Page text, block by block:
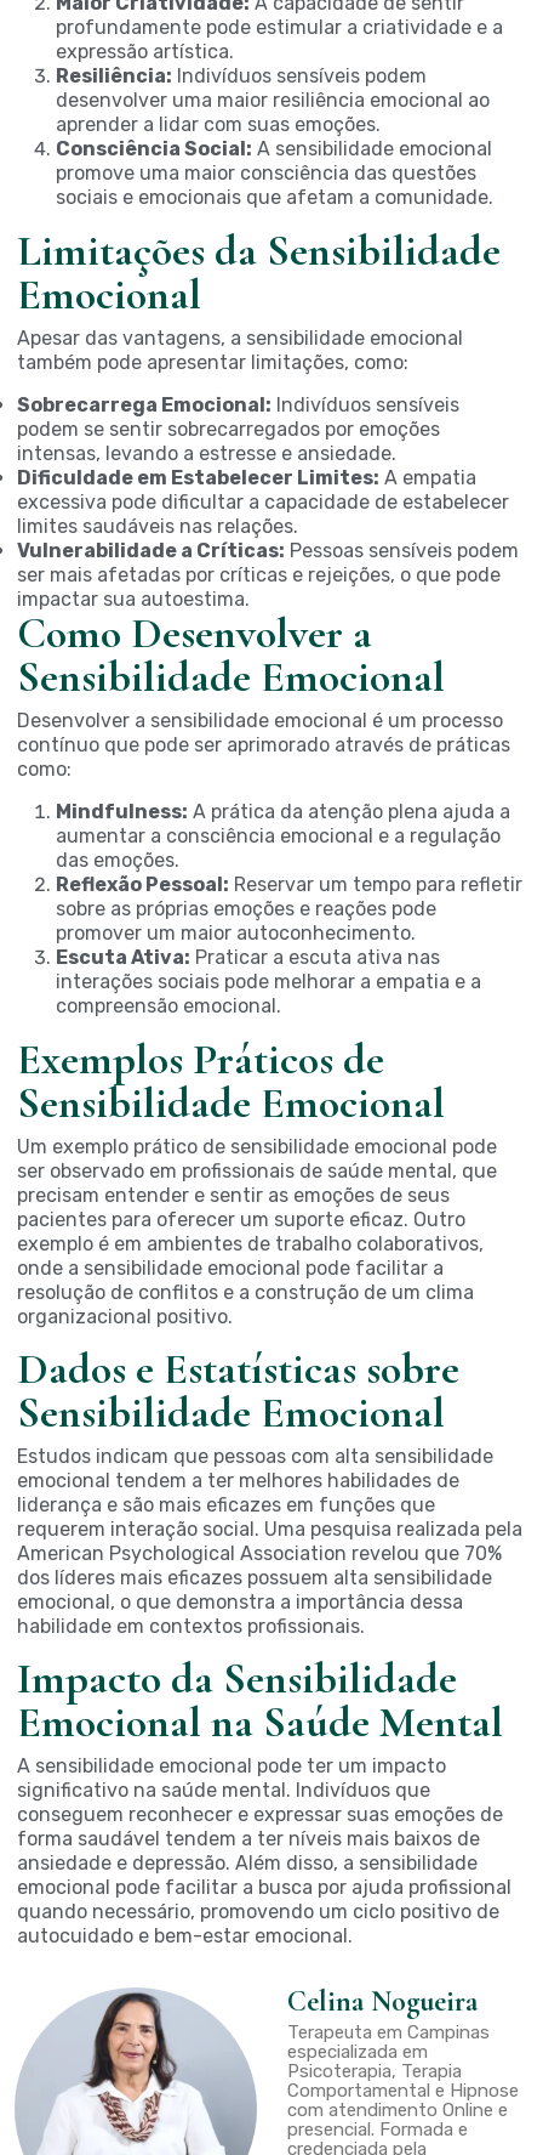
profundamente pode estimular a criatividade e a
expressão artística.
Resiliência: Indivíduos sensíveis podem
desenvolver uma maior resiliência emocional ao
aprender a lidar com suas emoções.
Consciência Social: A sensibilidade emocional
promove uma maior consciência das questões
sociais e emocionais que afetam a comunidade.
Limitações da Sensibilidade
Emocional
Apesar das vantagens, a sensibilidade emocional
também pode apresentar limitações, como:
Sobrecarrega Emocional: Indivíduos sensíveis
podem se sentir sobrecarregados por emoções
intensas, levando a estresse e ansiedade.
Dificuldade em Estabelecer Limites: A empatia
excessiva pode dificultar a capacidade de estabelecer
limites saudáveis nas relações.
Vulnerabilidade a Críticas: Pessoas sensíveis podem
ser mais afetadas por críticas e rejeições, o que pode
impactar sua autoestima.
Como Desenvolver a
Sensibilidade Emocional
Desenvolver a sensibilidade emocional é um processo
contínuo que pode ser aprimorado através de práticas
como:
Mindfulness: A prática da atenção plena ajuda a
aumentar a consciência emocional e a regulação
das emoções.
Reflexão Pessoal: Reservar um tempo para refletir
sobre as próprias emoções e reações pode
promover um maior autoconhecimento.
Escuta Ativa: Praticar a escuta ativa nas
interações sociais pode melhorar a empatia e a
compreensão emocional.
Exemplos Práticos de
Sensibilidade Emocional
Um exemplo prático de sensibilidade emocional pode
ser observado em profissionais de saúde mental, que
precisam entender e sentir as emoções de seus
pacientes para oferecer um suporte eficaz. Outro
exemplo é em ambientes de trabalho colaborativos,
onde a sensibilidade emocional pode facilitar a
resolução de conflitos e a construção de um clima
organizacional positivo.
Dados e Estatísticas sobre
Sensibilidade Emocional
Estudos indicam que pessoas com alta sensibilidade
emocional tendem a ter melhores habilidades de
liderança e são mais eficazes em funções que
requerem interação social. Uma pesquisa realizada pela
American Psychological Association revelou que 70%
dos líderes mais eficazes possuem alta sensibilidade
emocional, o que demonstra a importância dessa
habilidade em contextos profissionais.
Impacto da Sensibilidade
Emocional na Saúde Mental
A sensibilidade emocional pode ter um impacto
significativo na saúde mental. Indivíduos que
conseguem reconhecer e expressar suas emoções de
forma saudável tendem a ter níveis mais baixos de
ansiedade e depressão. Além disso, a sensibilidade
emocional pode facilitar a busca por ajuda profissional
quando necessário, promovendo um ciclo positivo de
autocuidado e bem-estar emocional.
Celina Nogueira
Terapeuta em Campinas
especializada em
Psicoterapia, Terapia
Comportamental e Hipnose
com atendimento Online e
presencial. Formada e
credenciada pela